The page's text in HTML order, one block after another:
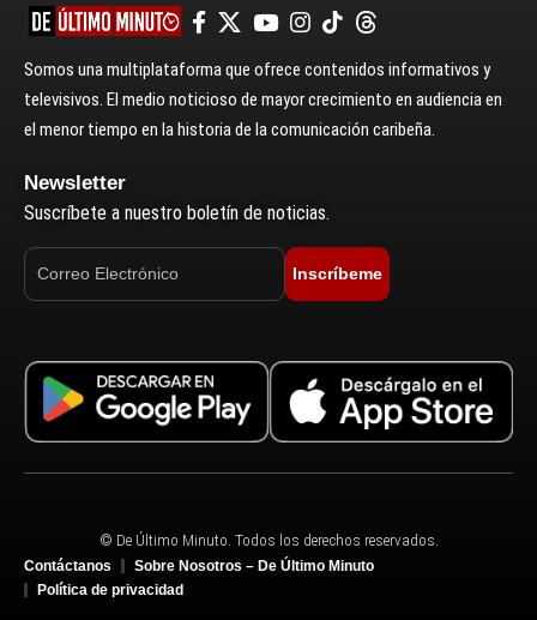
Somos una multiplataforma que ofrece contenidos informativos y
televisivos. El medio noticioso de mayor crecimiento en audiencia en
el menor tiempo en la historia de la comunicación caribeña.
Newsletter
Suscríbete a nuestro boletín de noticias.
Inscríbeme
© De Último Minuto. Todos los derechos reservados.
Contáctanos
Sobre Nosotros – De Último Minuto
Política de privacidad